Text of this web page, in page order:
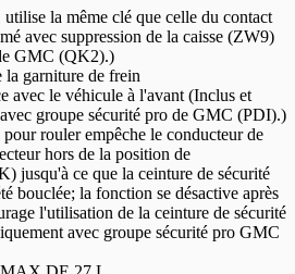
la même clé que celle du contact
avec suppression de la caisse (ZW9)
GMC (QK2).)
la garniture de frein
avec le véhicule à l'avant (Inclus et
groupe sécurité pro de GMC (PDI).)
rouler empêche le conducteur de
hors de la position de
jusqu'à ce que la ceinture de sécurité
bouclée; la fonction se désactive après
l'utilisation de la ceinture de sécurité
avec groupe sécurité pro GMC